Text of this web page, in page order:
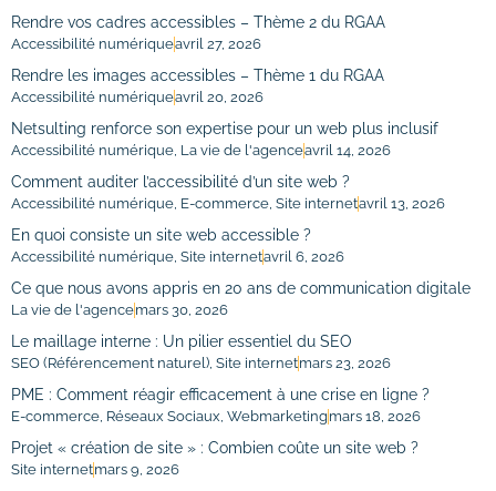
Rendre vos cadres accessibles – Thème 2 du RGAA
Accessibilité numériqueavril 27, 2026
Rendre les images accessibles – Thème 1 du RGAA
Accessibilité numériqueavril 20, 2026
Netsulting renforce son expertise pour un web plus inclusif
Accessibilité numérique, La vie de l'agenceavril 14, 2026
Comment auditer l’accessibilité d’un site web ?
Accessibilité numérique, E-commerce, Site internetavril 13, 2026
En quoi consiste un site web accessible ?
Accessibilité numérique, Site internetavril 6, 2026
Ce que nous avons appris en 20 ans de communication digitale
La vie de l'agencemars 30, 2026
Le maillage interne : Un pilier essentiel du SEO
SEO (Référencement naturel), Site internetmars 23, 2026
PME : Comment réagir efficacement à une crise en ligne ?
E-commerce, Réseaux Sociaux, Webmarketing mars 18, 2026
Projet « création de site » : Combien coûte un site web ?
Site internetmars 9, 2026